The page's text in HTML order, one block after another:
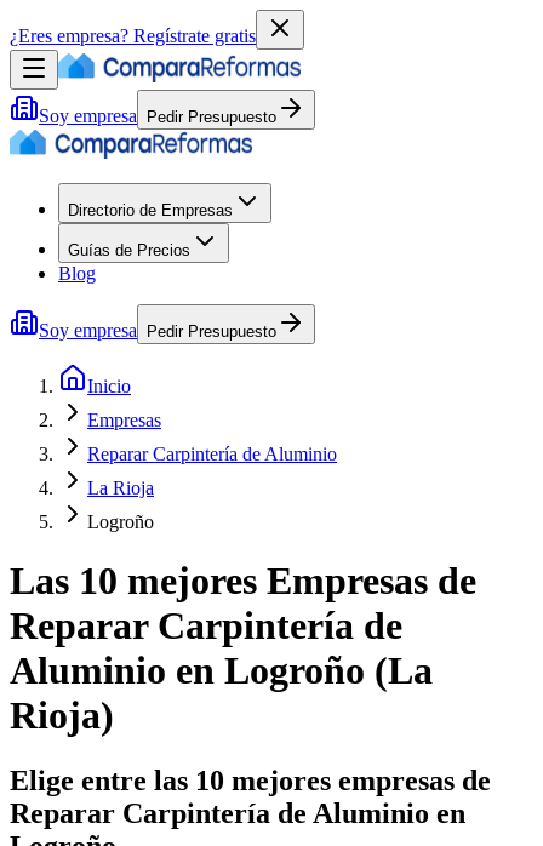
¿Eres empresa? Regístrate gratis
Soy empresa Pedir Presupuesto
Directorio de Empresas
Guías de Precios
Blog
Soy empresa Pedir Presupuesto
Inicio
Empresas
Reparar Carpintería de Aluminio
La Rioja
Logroño
Las 10 mejores Empresas de
Reparar Carpintería de
Aluminio en Logroño (La
Rioja)
Elige entre las 10 mejores empresas de
Reparar Carpintería de Aluminio en